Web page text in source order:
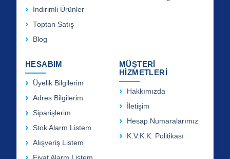
İndirimli Ürünler
Toptan Satış
Blog
HESABIM
Üyelik Bilgilerim
Adres Bilgilerim
Siparişlerim
Stok Alarm Listem
Alışveriş Listem
MÜŞTERİ
HİZMETLERİ
Hakkımızda
İletişim
Hesap Numaralarımız
K.V.K.K. Politikası